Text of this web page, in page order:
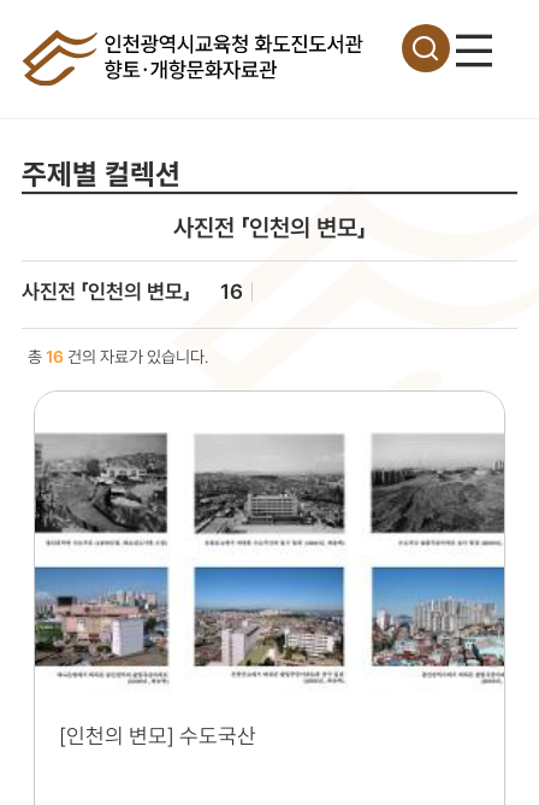
주제별 컬렉션
사진전 「인천의 변모」
사진전 「인천의 변모」 16
총16 건의 자료가 있습니다.
[인천의 변모] 수도국산